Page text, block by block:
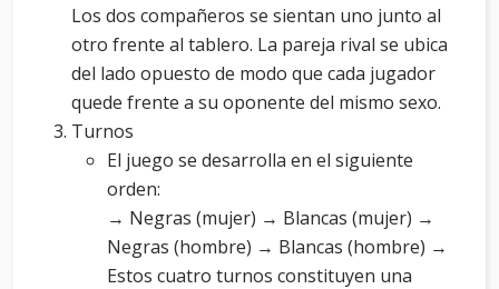
Los dos compañeros se sientan uno junto al
otro frente al tablero. La pareja rival se ubica
del lado opuesto de modo que cada jugador
quede frente a su oponente del mismo sexo.
Turnos
El juego se desarrolla en el siguiente
orden:
→ Negras (mujer) → Blancas (mujer) →
Negras (hombre) → Blancas (hombre) →
Estos cuatro turnos constituyen una